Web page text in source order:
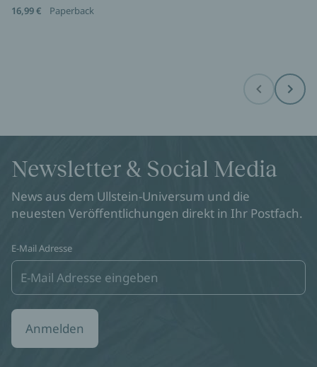
16,99 €
Paperback
Before Next
Newsletter & Social Media
News aus dem Ullstein-Universum und die
neuesten Veröffentlichungen direkt in Ihr Postfach.
E-Mail Adresse
Anmelden